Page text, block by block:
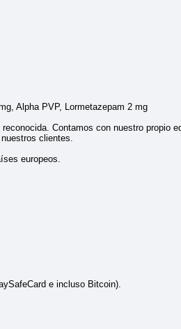
Alpha PVP, Lormetazepam 2 mg
Contamos con nuestro propio
clientes.
europeos.
e incluso Bitcoin).